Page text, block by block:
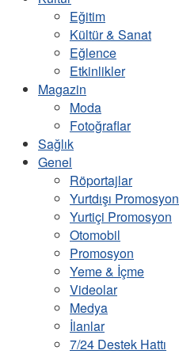
Eğitim
Kültür & Sanat
Eğlence
Etkinlikler
Magazin
Moda
Fotoğraflar
Sağlık
Genel
Röportajlar
Yurtdışı Promosyon
Yurtiçi Promosyon
Otomobil
Promosyon
Yeme & İçme
Videolar
Medya
İlanlar
7/24 Destek Hattı